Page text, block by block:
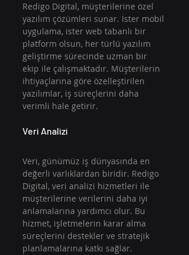
Redigo Digital, müşterilerine özel
yazılım çözümleri sunar. İster mobil
uygulama, ister web tabanlı bir
platform olsun, her türlü yazılım
geliştirme sürecinde uzman bir
ekip ile çalışmaktadır. Müşterilerin
ihtiyaçlarına göre özelleştirilen
yazılımlar, iş süreçlerini daha
verimli hale getirir.
Veri Analizi
Veri, günümüz iş dünyasında en
değerli varlıklardan biridir. Redigo
Digital, veri analizi hizmetleri ile
müşterilerine verilerini daha iyi
anlamalarına yardımcı olur. Bu
hizmet, işletmelerin karar alma
süreçlerini destekler ve stratejik
planlamalarına katkı sağlar.